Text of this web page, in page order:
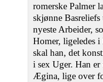
romerske Palmer
skjønne
nyeste Arbeider,
Homer, ligeledes
skal han, det
i sex Uger. Han
Ægina, lige over